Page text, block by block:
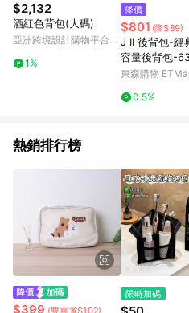
$2,132
酒紅色背包(大碼)
亞洲跨境設計購物平台
1%
降價
$801 (降$89)
J II 後背包-經
容量後背包-
多色任選
東森購物
0.5%
熱銷排行榜
$399 (雙重省$102)
限時加碼